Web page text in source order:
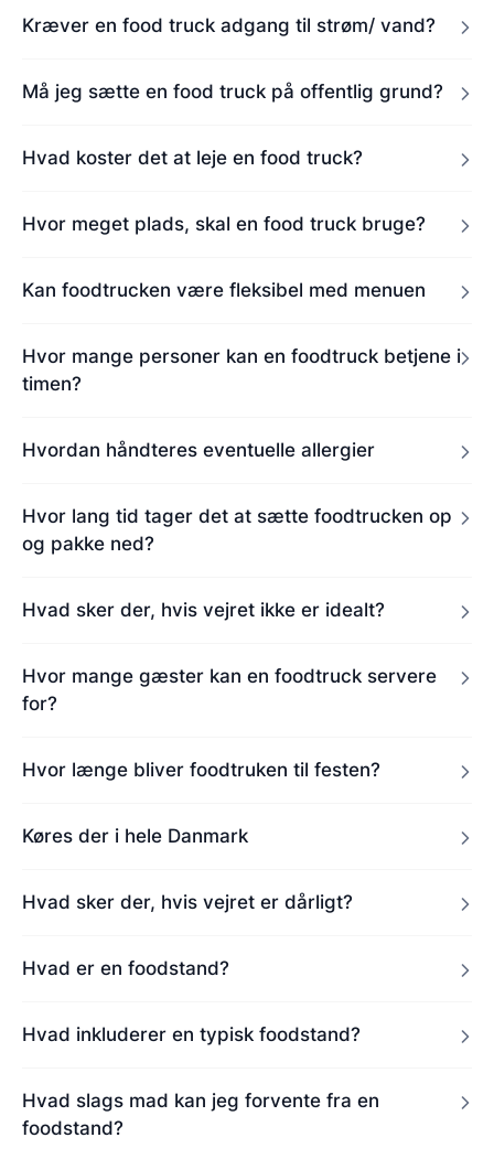
Kræver en food truck adgang til strøm/ vand?
Må jeg sætte en food truck på offentlig grund?
Hvad koster det at leje en food truck?
Hvor meget plads, skal en food truck bruge?
Kan foodtrucken være fleksibel med menuen
Hvor mange personer kan en foodtruck betjene i
timen?
Hvordan håndteres eventuelle allergier
Hvor lang tid tager det at sætte foodtrucken op
og pakke ned?
Hvad sker der, hvis vejret ikke er idealt?
Hvor mange gæster kan en foodtruck servere
for?
Hvor længe bliver foodtruken til festen?
Køres der i hele Danmark
Hvad sker der, hvis vejret er dårligt?
Hvad er en foodstand?
Hvad inkluderer en typisk foodstand?
Hvad slags mad kan jeg forvente fra en
foodstand?